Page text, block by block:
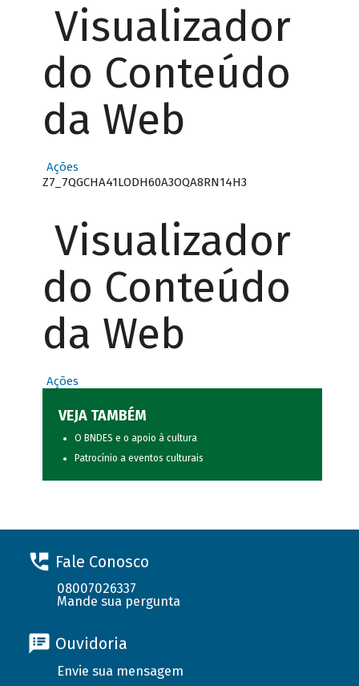
Visualizador
do Conteúdo
da Web
Ações
Z7_7QGCHA41LODH60A3OQA8RN14H3
Visualizador
do Conteúdo
da Web
Ações
VEJA TAMBÉM
O BNDES e o apoio à cultura
Patrocínio a eventos culturais
Fale Conosco
08007026337
Mande sua pergunta
Ouvidoria
Envie sua mensagem